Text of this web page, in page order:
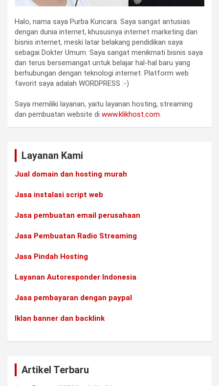
Halo, nama saya Purba Kuncara. Saya sangat antusias
dengan dunia internet, khususnya internet marketing dan
bisnis internet, meski latar belakang pendidikan saya
sebagai Dokter Umum. Saya sangat menikmati bisnis saya
dan terus bersemangat untuk belajar hal-hal baru yang
berhubungan dengan teknologi internet. Platform web
favorit saya adalah WORDPRESS :-)
Saya memiliki layanan, yaitu layanan hosting, streaming
dan pembuatan website di www.klikhost.com.
Layanan Kami
Jual domain dan hosting murah
Jasa instalasi script web
Jasa pembuatan email perusahaan
Jasa Pembuatan Radio Streaming
Jasa Pindah Hosting
Layanan Autoresponder Indonesia
Jasa pembayaran dengan paypal
Iklan banner dan backlink
Artikel Terbaru